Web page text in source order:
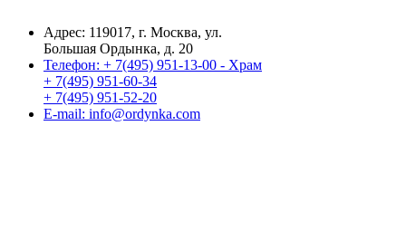
Адрес: 119017, г. Москва, ул.
Большая Ордынка, д. 20
Телефон: + 7(495) 951-13-00 - Храм
+ 7(495) 951-60-34
+ 7(495) 951-52-20
E-mail: info@ordynka.com